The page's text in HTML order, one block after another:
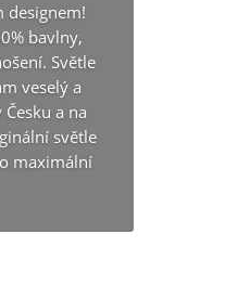
designem!
bavlny,
Světle
veselý a
a na
světle
maximální